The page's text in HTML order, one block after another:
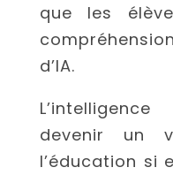
que les
d’IA.
devenir un
l’éducation si